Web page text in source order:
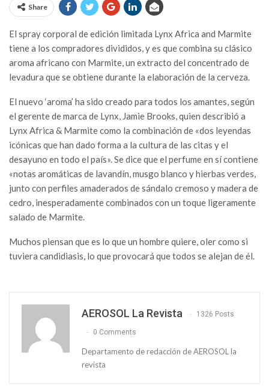
Share
El spray corporal de edición limitada Lynx Africa and Marmite
tiene a los compradores divididos, y es que combina su clásico
aroma africano con Marmite, un extracto del concentrado de
levadura que se obtiene durante la elaboración de la cerveza.
El nuevo ‘aroma’ ha sido creado para todos los amantes, según
el gerente de marca de Lynx, Jamie Brooks, quien describió a
Lynx Africa & Marmite como la combinación de «dos leyendas
icónicas que han dado forma a la cultura de las citas y el
desayuno en todo el país». Se dice que el perfume en sí contiene
«notas aromáticas de lavandín, musgo blanco y hierbas verdes,
junto con perfiles amaderados de sándalo cremoso y madera de
cedro, inesperadamente combinados con un toque ligeramente
salado de Marmite.
Muchos piensan que es lo que un hombre quiere, oler como si
tuviera candidiasis, lo que provocará que todos se alejan de él.
AEROSOL La Revista 1326 Posts
0 Comments
Departamento de redacción de AEROSOL la
revista